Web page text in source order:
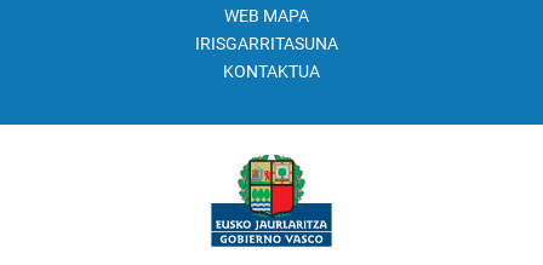
WEB MAPA
IRISGARRITASUNA
KONTAKTUA